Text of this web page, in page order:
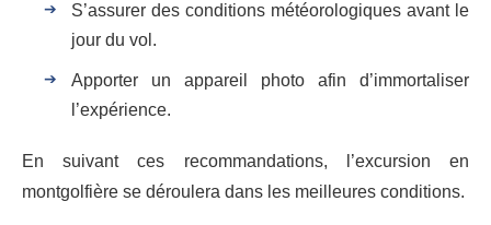
S’assurer des conditions météorologiques avant le
jour du vol.
Apporter un appareil photo afin d’immortaliser
l’expérience.
En suivant ces recommandations, l’excursion en
montgolfière se déroulera dans les meilleures conditions.